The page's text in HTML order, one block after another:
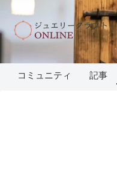
コミュニティ 記事